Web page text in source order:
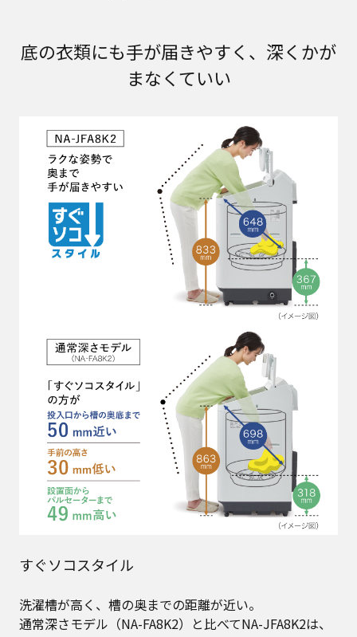
底の衣類にも手が届きやすく、深くかが
まなくていい
すぐソコスタイル
洗濯槽が高く、槽の奥までの距離が近い。
通常深さモデル（NA-FA8K2）と比べてNA-JFA8K2は、